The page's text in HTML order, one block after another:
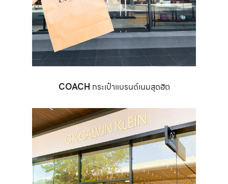
COACH กระเป๋าแบรนด์เนมสุดฮิต